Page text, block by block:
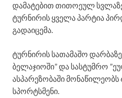
დამატებით თითოეულ
ტურნირის ყველა პარტია
გადაიცემა.
ტურნირის სათამაშო
ბელაჯიოში” და სასტუმრო
ასპარეზობაში მონაწილეობს
სპორტსმენი.